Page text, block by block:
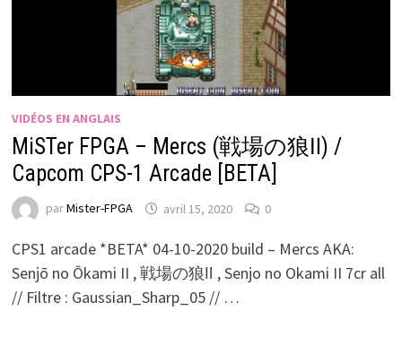
VIDÉOS EN ANGLAIS
MiSTer FPGA – Mercs (戦場の狼Ⅱ) /
Capcom CPS-1 Arcade [BETA]
parMister-FPGA avril 15, 2020 0
CPS1 arcade *BETA* 04-10-2020 build – Mercs AKA:
Senjō no Ōkami II , 戦場の狼Ⅱ , Senjo no Okami II 7cr all
// Filtre : Gaussian_Sharp_05 // …